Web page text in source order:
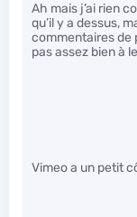
Ah mais j’ai rien
qu’il y a dessus,
commentaires de
pas assez bien à
Vimeo a un petit